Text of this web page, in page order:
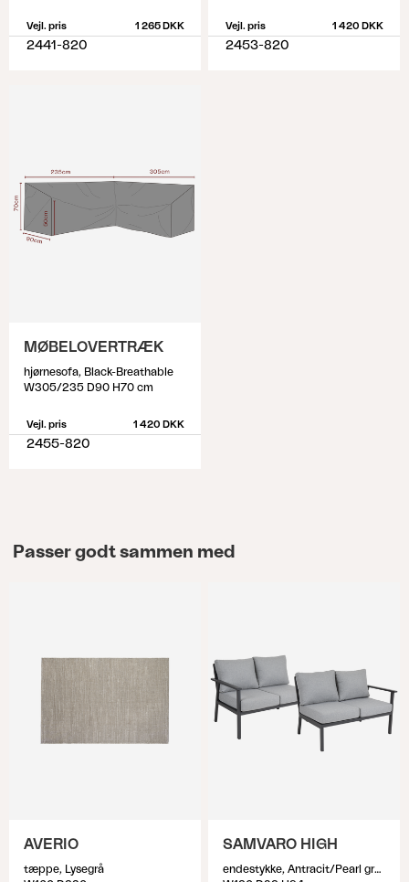
Vejl. pris 1 265 DKK
2441-820
Vejl. pris 1 420 DKK
2453-820
MØBELOVERTRÆK
hjørnesofa, Black-Breathable
W305/235 D90 H70 cm
Vejl. pris 1 420 DKK
2455-820
Passer godt sammen med
AVERIO
tæppe, Lysegrå
SAMVARO HIGH
endestykke, Antracit/Pearl grey